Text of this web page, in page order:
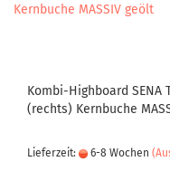
Kombi-Highboard SENA
(rechts) Kernbuche
Lieferzeit: 6-8 Wochen